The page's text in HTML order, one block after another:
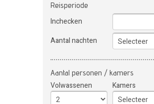
Reisperiode
Inchecken
Aantal nachten
Aantal personen / kamers
Volwassenen Kamers